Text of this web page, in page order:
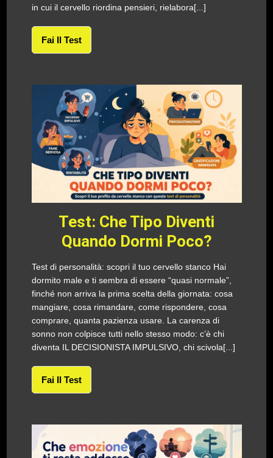
in cui il cervello riordina pensieri, rielabora[...]
Fai Il Test
Test: Che Tipo Diventi
Quando Dormi Poco?
Test di personalità: scopri il tuo cervello stanco Hai
dormito male e ti sembra di essere “quasi normale”,
finché non arriva la prima scelta della giornata: cosa
mangiare, cosa rimandare, come rispondere, cosa
comprare, quanta pazienza usare. La carenza di
sonno non colpisce tutti nello stesso modo: c’è chi
diventa IL DECISIONISTA IMPULSIVO, chi scivola[...]
Fai Il Test